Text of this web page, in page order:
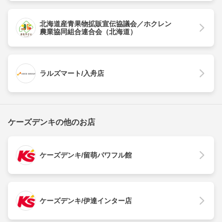
北海道産青果物拡販宣伝協議会／ホクレン
農業協同組合連合会（北海道）
ラルズマート/入舟店
ケーズデンキの他のお店
ケーズデンキ/留萌パワフル館
ケーズデンキ/伊達インター店